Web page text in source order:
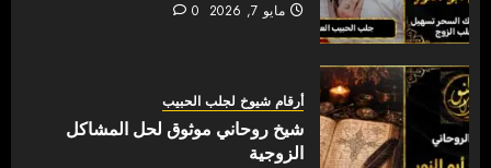
مايو 7, 2026 0
أرقام شيوخ لجلب الحبيب
شيخ روحاني موثوق لحل المشاكل
الزوجية